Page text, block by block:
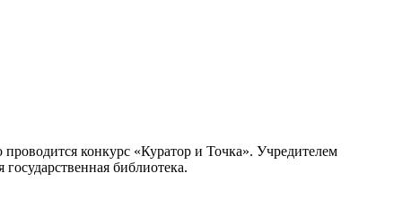
конкурс «Куратор и Точка». Учредителем
библиотека.